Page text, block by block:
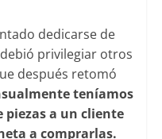
dedicarse de
privilegiar otros
después retomó
teníamos
a un cliente
a comprarlas.